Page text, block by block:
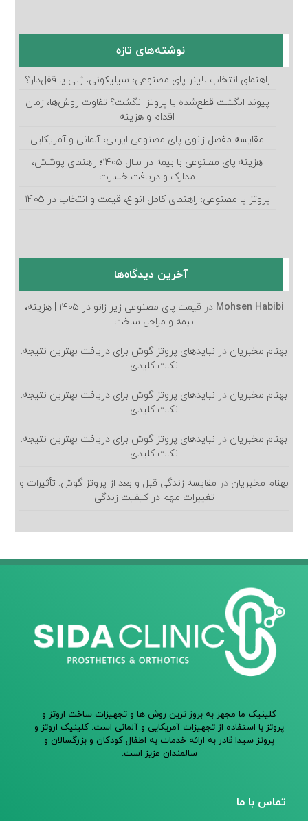
نوشته‌های تازه
راهنمای انتخاب لاینر پای مصنوعی؛ سیلیکونی، ژلی یا قفل‌دار؟
پیوند انگشت قطع‌شده یا پروتز انگشت؟ تفاوت روش‌ها، زمان
اقدام و هزینه
مقایسه مفصل زانوی پای مصنوعی ایرانی، آلمانی و آمریکایی
هزینه پای مصنوعی با بیمه در سال ۱۴۰۵؛ راهنمای پوشش،
مدارک و دریافت خسارت
پروتز پا مصنوعی: راهنمای کامل انواع، قیمت و انتخاب در ۱۴۰۵
آخرین دیدگاه‌ها
Mohsen Habibi در
قیمت پای مصنوعی زیر زانو در ۱۴۰۵ | هزینه،
بیمه و مراحل ساخت
بهنام مخبریان در نبایدهای پروتز گوش برای دریافت بهترین نتیجه:
نکات کلیدی
بهنام مخبریان در نبایدهای پروتز گوش برای دریافت بهترین نتیجه:
نکات کلیدی
بهنام مخبریان در نبایدهای پروتز گوش برای دریافت بهترین نتیجه:
نکات کلیدی
بهنام مخبریان در مقایسه زندگی قبل و بعد از پروتز گوش: تأثیرات و
تغییرات مهم در کیفیت زندگی
کلینیک ما مجهز به بروز ترین روش ها و تجهیزات ساخت اروتز و
پروتز با استفاده از تجهیزات آمریکایی و آلمانی است. کلینیک اروتز و
پروتز سیدا قادر به ارائه خدمات به اطفال کودکان و بزرگسالان و
سالمندان عزیز است.
تماس با ما